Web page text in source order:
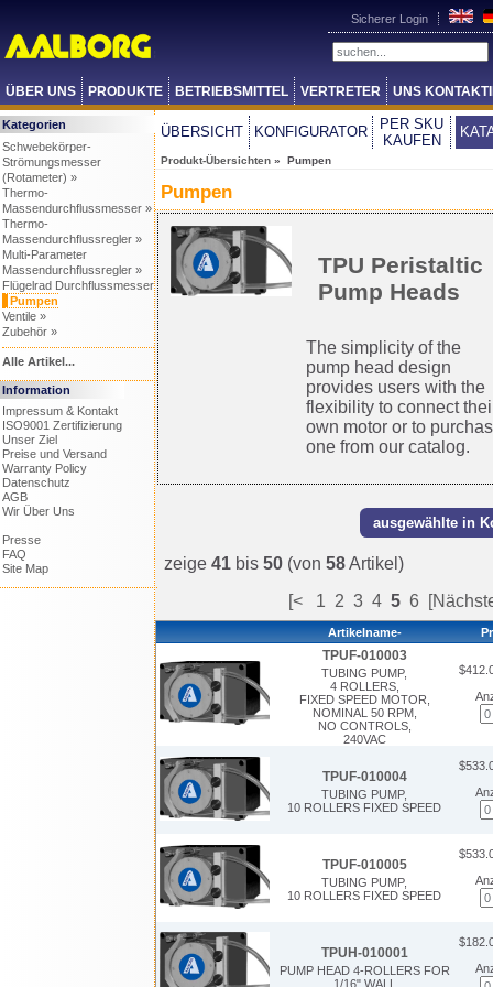
Sicherer Login
ÜBER UNS PRODUKTE BETRIEBSMITTEL VERTRETER UNS
Kategorien
Schwebekörper-
Strömungsmesser
(Rotameter) »
Thermo-
Massendurchflussmesser »
Thermo-
Massendurchflussregler »
Multi-Parameter
Massendurchflussregler »
Flügelrad Durchflussmesser
Pumpen
Ventile »
Zubehör »
Alle Artikel...
Information
Impressum & Kontakt
ISO9001 Zertifizierung
Unser Ziel
Preise und Versand
Warranty Policy
Datenschutz
AGB
Wir Über Uns
Presse
FAQ
Site Map
ÜBERSICHT KONFIGURATOR
PER SKU
KAUFEN
Produkt-Übersichten » Pumpen
Pumpen
TPU Peristaltic
Pump Heads
The simplicity of the
pump head design
provides users with the
flexibility to connect
own motor or to
one from our catalog.
zeige 41 bis 50 (von 58Artikel)
[<
1 2 3 4 5 6
Artikelname-
TPUF-010003
TUBING PUMP,
4 ROLLERS,
FIXED SPEED MOTOR,
NOMINAL 50 RPM,
NO CONTROLS,
240VAC
TPUF-010004
TUBING PUMP,
10 ROLLERS FIXED SPEED
TPUF-010005
TUBING PUMP,
10 ROLLERS FIXED SPEED
TPUH-010001
PUMP HEAD 4-ROLLERS FOR
1/16" WALL